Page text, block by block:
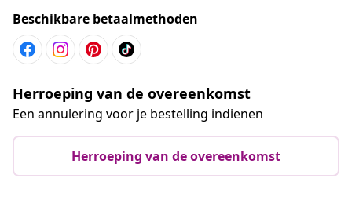
Beschikbare betaalmethoden
Herroeping van de overeenkomst
Een annulering voor je bestelling indienen
Herroeping van de overeenkomst